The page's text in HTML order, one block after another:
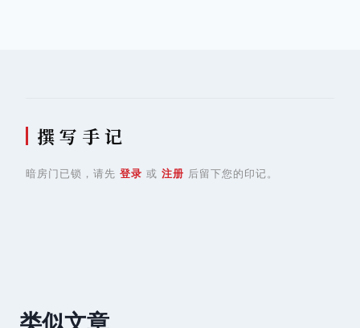
撰 写 手 记
暗房门已锁，请先 登录 或 注册 后留下您的印记。